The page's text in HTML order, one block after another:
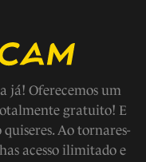
já! Oferecemos um
gratuito! E
Ao tornares-
acesso ilimitado e